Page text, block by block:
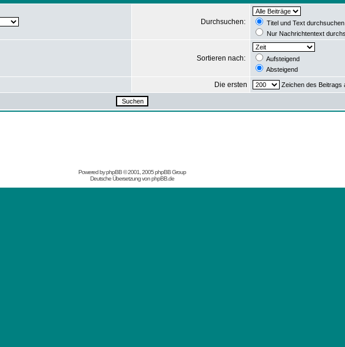
Durchsuchen:
Titel und Text durchsuchen
Nur Nachrichtentext
Sortieren nach:
Aufsteigend
Absteigend
Die ersten Zeichen des Beitrags
Powered byphpBB© 2001, 2005 phpBB Group
Deutsche Übersetzung vonphpBB.de